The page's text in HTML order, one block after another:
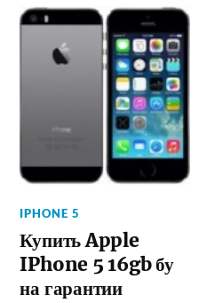
IPHONE 5
Купить Apple
IPhone 5 16gb бу
на гарантии